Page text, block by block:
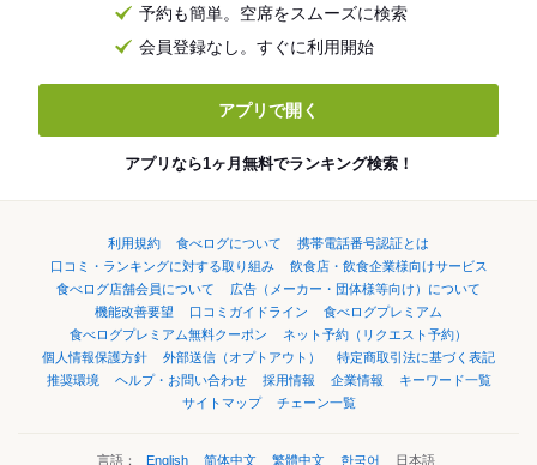
予約も簡単。空席をスムーズに検索
会員登録なし。すぐに利用開始
アプリで開く
アプリなら1ヶ月無料でランキング検索！
利用規約 食べログについて
携帯電話番号認証とは
口コミ・ランキングに対する取り組み
飲食店・飲食企業様向けサービス
食べログ店舗会員について
広告（メーカー・団体様等向け）について
機能改善要望
口コミガイドライン
食べログプレミアム
食べログプレミアム無料クーポン
ネット予約（リクエスト予約）
個人情報保護方針
外部送信（オプトアウト）
特定商取引法に基づく表記
推奨環境
ヘルプ・お問い合わせ 採用情報 企業情報
キーワード一覧
サイトマップ
チェーン一覧
言語： English 简体中文 繁體中文 한국어 日本語